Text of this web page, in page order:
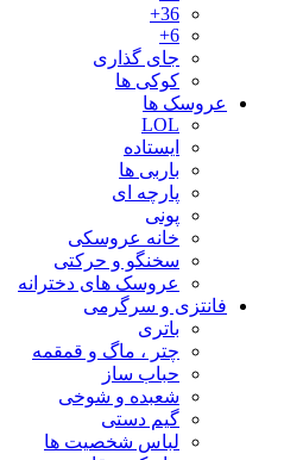
36+
6+
جای گذاری
کوکی ها
عروسک ها
LOL
ایستاده
باربی ها
پارچه ای
پونی
خانه عروسکی
سخنگو و حرکتی
عروسک های دخترانه
فانتزی و سرگرمی
باتری
چتر ، ماگ و قمقمه
حباب ساز
شعبده و شوخی
گیم دستی
لباس شخصیت ها